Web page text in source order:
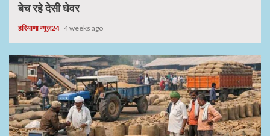
बेच रहे देसी घेवर
हरियाणा न्यूज़24 4 weeks ago